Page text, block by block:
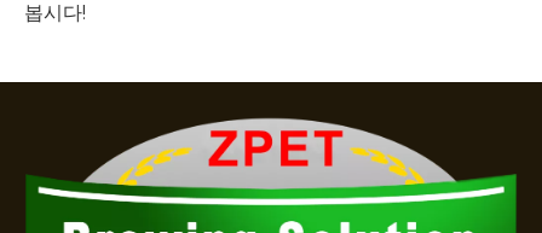
봅시다!